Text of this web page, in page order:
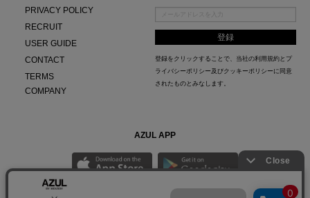
PRIVACY POLICY
RECRUIT
USER GUIDE
CONTACT
TERMS
COMPANY
登録をクリックすることで、当社の利用規約と プ
ライバシーポリシー及びクッキーポリシー に同意
されたものとみなします。
AZUL APP